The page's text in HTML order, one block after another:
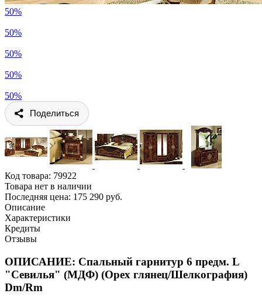
50%
50%
50%
50%
50%
Поделиться
Код товара: 79922
Товара нет в наличии
Последняя цена: 175 290 руб.
Описание
Характеристики
Кредиты
Отзывы
ОПИСАНИЕ: Спальный гарнитур 6 предм. L
"Севилья" (МДФ) (Орех глянец/Шелкография)
Dm/Rm